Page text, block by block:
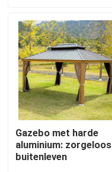
Producten
Ongeveer ons
Fabrieksreis
Kwaliteitscontrole
Gazebo met harde
aluminium: zorgeloos
buitenleven